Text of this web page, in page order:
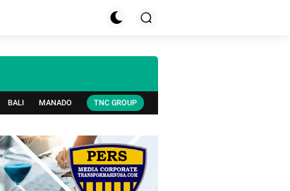
BALI MANADO TNC GROUP